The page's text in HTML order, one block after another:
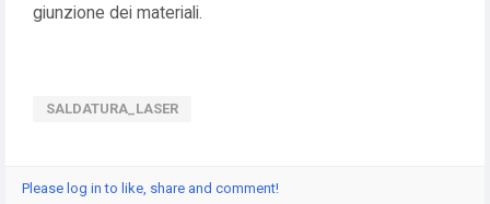
giunzione dei materiali.
SALDATURA_LASER
Please log in to like, share and comment!